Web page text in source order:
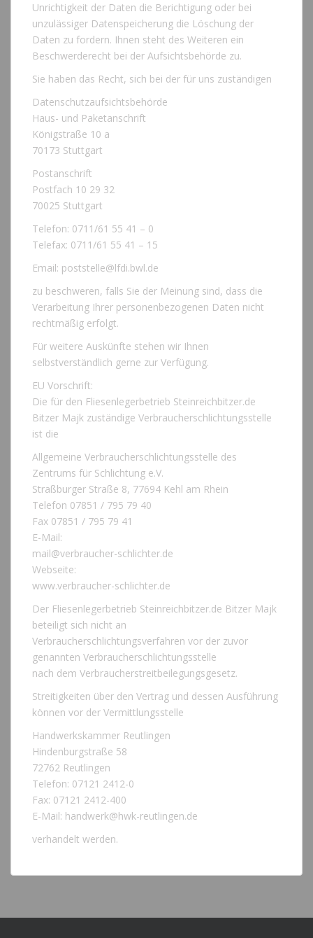
Unrichtigkeit der Daten die Berichtigung oder bei
unzulässiger Datenspeicherung die Löschung der
Daten zu fordern. Ihnen steht des Weiteren ein
Beschwerderecht bei der Aufsichtsbehörde zu.
Sie haben das Recht, sich bei der für uns zuständigen
Datenschutzaufsichtsbehörde
Haus- und Paketanschrift
Königstraße 10 a
70173 Stuttgart
Postanschrift
Postfach 10 29 32
70025 Stuttgart
Telefon: 0711/61 55 41 – 0
Telefax: 0711/61 55 41 – 15
Email: poststelle@lfdi.bwl.de
zu beschweren, falls Sie der Meinung sind, dass die
Verarbeitung Ihrer personenbezogenen Daten nicht
rechtmäßig erfolgt.
Für weitere Auskünfte stehen wir Ihnen
selbstverständlich gerne zur Verfügung.
EU Vorschrift:
Die für den Fliesenlegerbetrieb Steinreichbitzer.de
Bitzer Majk zuständige Verbraucherschlichtungsstelle
ist die
Allgemeine Verbraucherschlichtungsstelle des
Zentrums für Schlichtung e.V.
Straßburger Straße 8, 77694 Kehl am Rhein
Telefon 07851 / 795 79 40
Fax 07851 / 795 79 41
E-Mail:
mail@verbraucher-schlichter.de
Webseite:
www.verbraucher-schlichter.de
Der Fliesenlegerbetrieb Steinreichbitzer.de Bitzer Majk
beteiligt sich nicht an
Verbraucherschlichtungsverfahren vor der zuvor
genannten Verbraucherschlichtungsstelle
nach dem Verbraucherstreitbeilegungsgesetz.
Streitigkeiten über den Vertrag und dessen Ausführung
können vor der Vermittlungsstelle
Handwerkskammer Reutlingen
Hindenburgstraße 58
72762 Reutlingen
Telefon: 07121 2412-0
Fax: 07121 2412-400
E-Mail: handwerk@hwk-reutlingen.de
verhandelt werden.